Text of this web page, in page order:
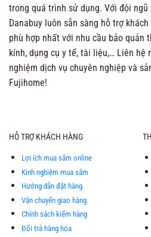
trong quá trình sử dụng. Với đội
Danabuy luôn sẵn sàng hỗ trợ
phù hợp nhất với nhu cầu bảo quản
kính, dụng cụ y tế, tài liệu,… Liên hệ
nghiệm dịch vụ chuyên nghiệp và
Fujihome!
HỖ TRỢ KHÁCH HÀNG
Lợi ích mua sắm online
Kinh nghiệm mua sắm
Hướng dẫn đặt hàng
Vận chuyển giao hàng.
Chính sách kiểm hàng
Đổi trả hàng hóa